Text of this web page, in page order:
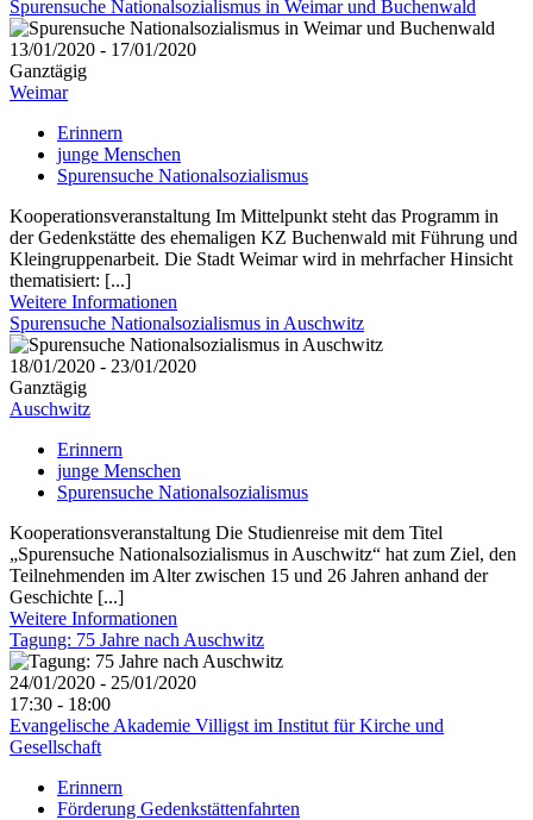
Spurensuche Nationalsozialismus in Weimar und Buchenwald
13/01/2020 - 17/01/2020
Ganztägig
Weimar
Erinnern
junge Menschen
Spurensuche Nationalsozialismus
Kooperationsveranstaltung Im Mittelpunkt steht das Programm in
der Gedenkstätte des ehemaligen KZ Buchenwald mit Führung und
Kleingruppenarbeit. Die Stadt Weimar wird in mehrfacher Hinsicht
thematisiert: [...]
Weitere Informationen
Spurensuche Nationalsozialismus in Auschwitz
18/01/2020 - 23/01/2020
Ganztägig
Auschwitz
Erinnern
junge Menschen
Spurensuche Nationalsozialismus
Kooperationsveranstaltung Die Studienreise mit dem Titel
„Spurensuche Nationalsozialismus in Auschwitz“ hat zum Ziel, den
Teilnehmenden im Alter zwischen 15 und 26 Jahren anhand der
Geschichte [...]
Weitere Informationen
Tagung: 75 Jahre nach Auschwitz
24/01/2020 - 25/01/2020
17:30 - 18:00
Evangelische Akademie Villigst im Institut für Kirche und
Gesellschaft
Erinnern
Förderung Gedenkstättenfahrten